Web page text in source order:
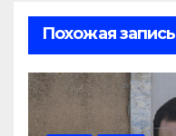
Похожая запись